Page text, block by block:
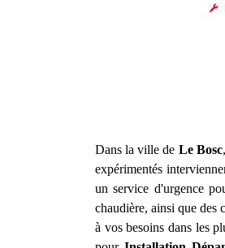
Dans la ville de Le Bosc,
expérimentés
un service d'urgence
chaudière, ainsi que des
à vos besoins dans les